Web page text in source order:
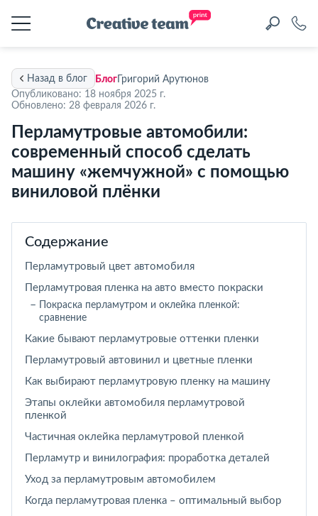
Назад в блог Блог Григорий Арутюнов
Опубликовано: 18 ноября 2025 г.
Обновлено: 28 февраля 2026 г.
Перламутровые автомобили:
современный способ сделать
машину «жемчужной» с помощью
виниловой плёнки
Содержание
Перламутровый цвет автомобиля
Перламутровая пленка на авто вместо покраски
Покраска перламутром и оклейка пленкой:
сравнение
Какие бывают перламутровые оттенки пленки
Перламутровый автовинил и цветные пленки
Как выбирают перламутровую пленку на машину
Этапы оклейки автомобиля перламутровой
пленкой
Частичная оклейка перламутровой пленкой
Перламутр и винилография: проработка деталей
Уход за перламутровым автомобилем
Когда перламутровая пленка – оптимальный выбор